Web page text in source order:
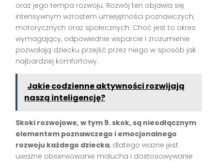
oraz jego tempa rozwoju. Rozwój ten objawia się
intensywnym wzrostem umiejętności poznawczych,
motorycznych oraz społecznych. Choć jest to okres
wymagający, odpowiednie wsparcie i zrozumienie
pozwalają dziecku przejść przez niego w sposób jak
najbardziej komfortowy.
Jakie codzienne aktywności rozwijają
naszą inteligencję?
Skoki rozwojowe, w tym 9. skok, są nieodłącznym
elementem poznawczego i emocjonalnego
rozwoju każdego dziecka, dlatego ważne jest
uważne obserwowanie malucha i dostosowywanie